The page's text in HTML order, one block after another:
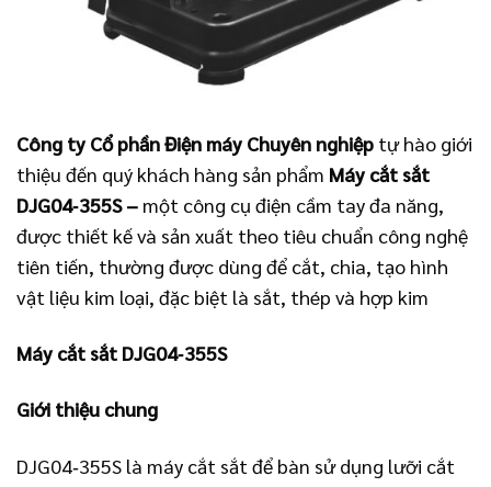
Công ty Cổ phần Điện máy Chuyên nghiệp tự hào giới
thiệu đến quý khách hàng sản phẩm Máy cắt sắt
DJG04‑355S– một công cụ điện cầm tay đa năng,
được thiết kế và sản xuất theo tiêu chuẩn công nghệ
tiên tiến, thường được dùng để cắt, chia, tạo hình
vật liệu kim loại, đặc biệt là sắt, thép và hợp kim
Máy cắt sắt DJG04‑355S
Giới thiệu chung
DJG04‑355S là máy cắt sắt để bàn sử dụng lưỡi cắt